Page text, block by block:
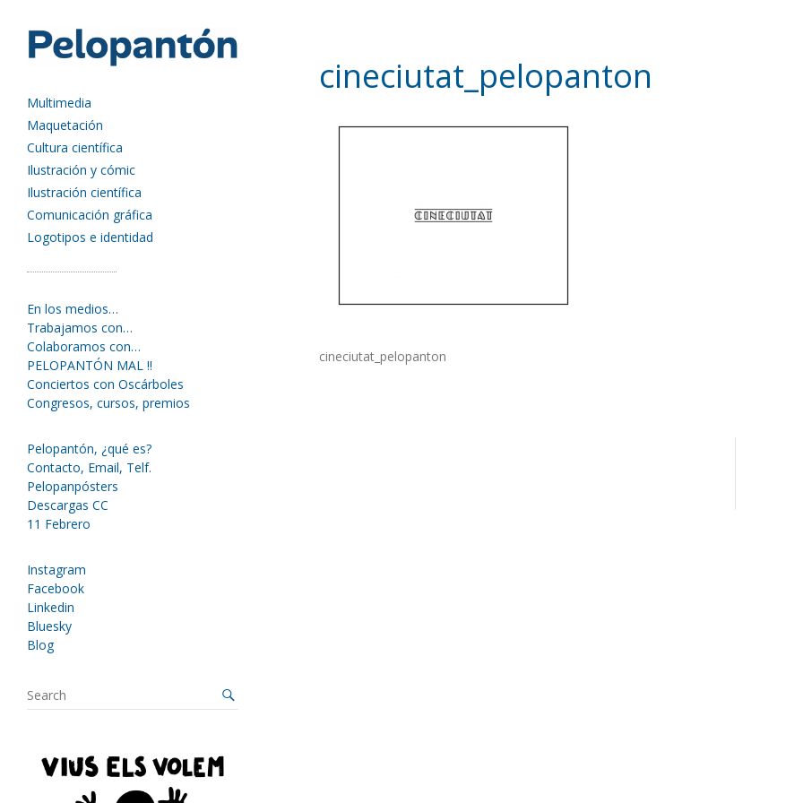
Multimedia
Maquetación
Cultura científica
Ilustración y cómic
Ilustración científica
Comunicación gráfica
Logotipos e identidad
cineciutat_pelopanton
cineciutat_pelopanton
En los medios…
Trabajamos con…
Colaboramos con…
PELOPANTÓN MAL !!
Conciertos con Oscárboles
Congresos, cursos, premios
Pelopantón, ¿qué es?
Contacto, Email, Telf.
Pelopanpósters
Descargas CC
11 Febrero
Instagram
Facebook
Linkedin
Bluesky
Blog
S
e